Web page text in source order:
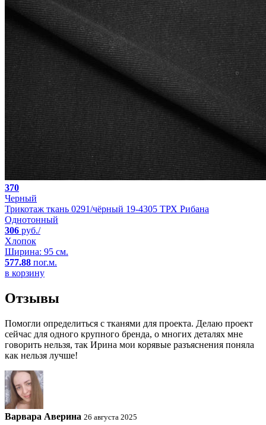
370
Черный
Трикотаж ткань 0291/чёрный 19-4305 ТРХ Рибана
Однотонный
306 руб./
Хлопок
Ширина: 95 см.
577.88 пог.м.
в корзину
Отзывы
Помогли определиться с тканями для проекта. Делаю проект
сейчас для одного крупного бренда, о многих деталях мне
говорить нельзя, так Ирина мои корявые разъяснения поняла
как нельзя лучше!
Варвара Аверина 26 августа 2025